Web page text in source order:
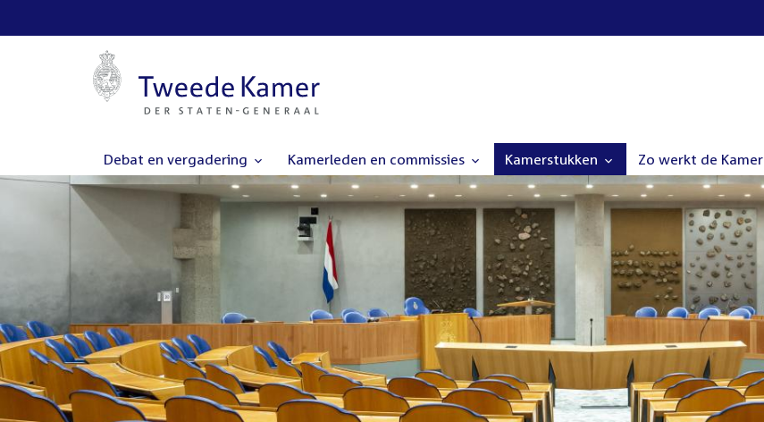
Debat en vergadering Kamerleden en commissies Kamerstukken Zo werkt de Kamer